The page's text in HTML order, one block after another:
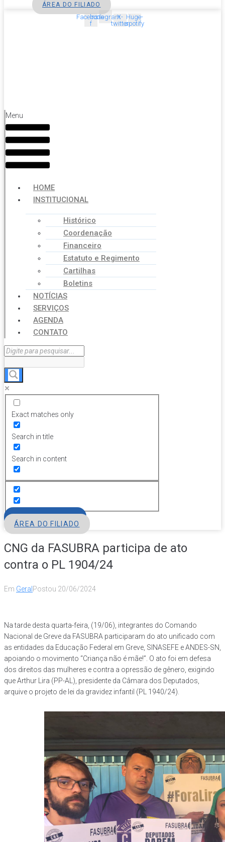
ÁREA DO FILIADO
Facebook-
f
InstagramX-
twitter
Huge-
spotify
Menu
HOME
INSTITUCIONAL
Histórico
Coordenação
Financeiro
Estatuto e Regimento
Cartilhas
Boletins
NOTÍCIAS
SERVIÇOS
AGENDA
CONTATO
Exact matches only
Search in title
Search in content
ÁREA DO FILIADO
CNG da FASUBRA participa de ato
contra o PL 1904/24
Em Geral Postou 20/06/2024
Na tarde desta quarta-feira, (19/06), integrantes do Comando
Nacional de Greve da FASUBRA participaram do ato unificado com
as entidades da Educação Federal em Greve, SINASEFE e ANDES-SN,
apoiando o movimento “Criança não é mãe!”. O ato foi em defesa
dos direitos das mulheres e contra a opressão de gênero, exigindo
que Arthur Lira (PP-AL), presidente da Câmara dos Deputados,
arquive o projeto de lei da gravidez infantil (PL 1940/24).